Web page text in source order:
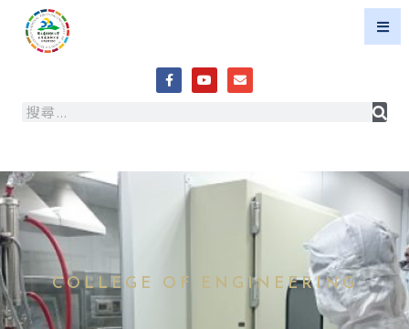
COLLEGE OF ENGINEERING